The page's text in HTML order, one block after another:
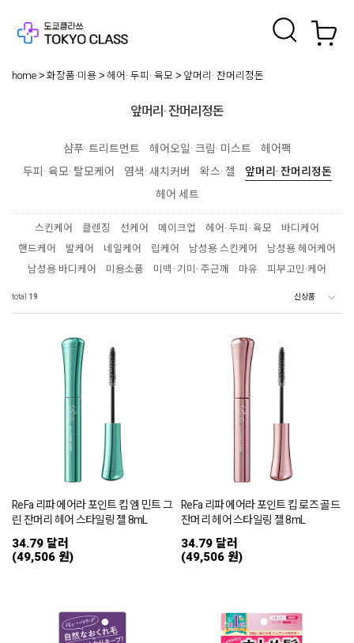
home 화장품·미용 헤어· 두피· 육모 앞머리· 잔머리정돈
앞머리· 잔머리정돈
샴푸· 트리트먼트 헤어오일· 크림· 미스트
헤어팩
두피· 육모· 탈모케어
염색· 새치커버 왁스· 젤
앞머리· 잔머리정돈
헤어 세트
스킨케어 클렌징 선케어 메이크업 헤어· 두피· 육모
바디케어
핸드케어
발케어 네일케어 립케어 남성용 스킨케어
남성용 헤어케어
남성용 바디케어
미용소품 미백· 기미· 주근깨 마유 피부고민·케어
total 19
ReFa 리파 에어라 포인트 킵 엠 민트 그
린 잔머리 헤어 스타일링 젤 8mL
34.79 달러
(49,506 원)
ReFa 리파 에어라 포인트 킵 로즈 골드
잔머리 헤어 스타일링 젤 8mL
34.79 달러
(49,506 원)